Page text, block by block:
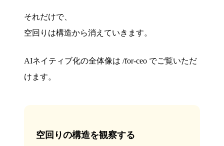
それだけで、
空回りは構造から消えていきます。
AIネイティブ化の全体像は /for-ceo でご覧いただ
けます。
空回りの構造を観察する